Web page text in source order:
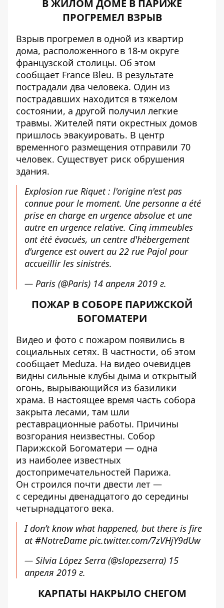
В ЖИЛОМ ДОМЕ В ПАРИЖЕ
ПРОГРЕМЕЛ ВЗРЫВ
Взрыв прогремел в одной из квартир
дома, расположенного в 18-м округе
французской столицы. Об этом
сообщает France Bleu. В результате
пострадали два человека. Один из
пострадавших находится в тяжелом
состоянии, а другой получил легкие
травмы. Жителей пяти окрестных домов
пришлось эвакуировать. В центр
временного размещения отправили 70
человек. Существует риск обрушения
здания.
Explosion rue Riquet : l'origine n'est pas
connue pour le moment. Une personne a été
prise en charge en urgence absolue et une
autre en urgence relative. Cinq immeubles
ont été évacués, un centre d'hébergement
d'urgence est ouvert au 22 rue Pajol pour
accueillir les sinistrés.
— Paris (@Paris) 14 апреля 2019 г.
ПОЖАР В СОБОРЕ ПАРИЖСКОЙ
БОГОМАТЕРИ
Видео и фото с пожаром появились в
социальных сетях. В частности, об этом
сообщает Meduza. На видео очевидцев
видны сильные клубы дыма и открытый
огонь, вырывающийся из базилики
храма. В настоящее время часть собора
закрыта лесами, там шли
реставрационные работы. Причины
возгорания неизвестны. Собор
Парижской Богоматери — одна
из наиболее известных
достопримечательностей Парижа.
Он строился почти двести лет —
с середины двенадцатого до середины
четырнадцатого века.
I don’t know what happened, but there is fire
at#NotreDame pic.twitter.com/7zVHjY9dUw
— Silvia López Serra (@slopezserra) 15
апреля 2019 г.
КАРПАТЫ НАКРЫЛО СНЕГОМ